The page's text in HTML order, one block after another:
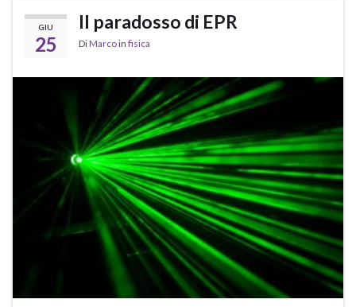
GIU
25
Il paradosso di EPR
DiMarcoin fisica